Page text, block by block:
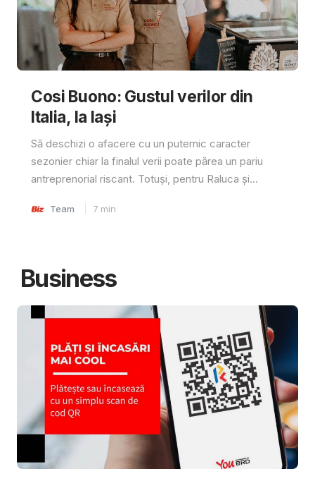
Cosi Buono: Gustul verilor din
Italia, la Iași
Să deschizi o afacere cu un puternic caracter
sezonier chiar la finalul verii poate părea un pariu
antreprenorial riscant. Totuși, pentru Raluca și...
Team 7 min
Business